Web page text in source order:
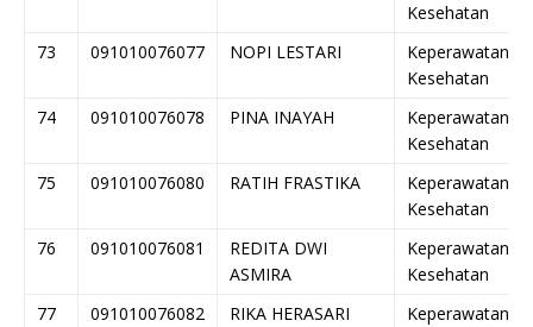
Kesehatan
73
091010076077 NOPI LESTARI
Keperawatan
Kesehatan
74
091010076078 PINA INAYAH
Keperawatan
Kesehatan
75
091010076080 RATIH FRASTIKA
Keperawatan
Kesehatan
76
091010076081
REDITA DWI
ASMIRA
Keperawatan
Kesehatan
77
091010076082 RIKA HERASARI
Keperawatan